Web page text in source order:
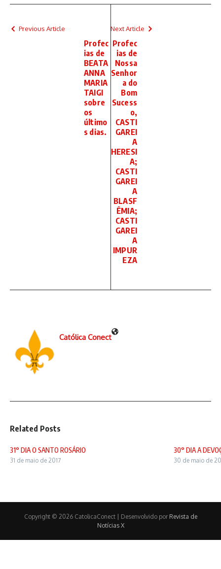
Previous Article
Profec
ias de
BEATA
ANNA
MARIA
TAIGI
sobre
os
último
s dias.
Next Article
Profec
ias de
Nossa
Senhor
a do
Bom
Sucess
o,
CASTI
GAREI
A
HERESI
A;
CASTI
GAREI
A
BLASF
ÊMIA;
CASTI
GAREI
A
IMPUR
EZA
Católica Conect
Related Posts
31° DIA O SANTO ROSÁRIO
31 de maio de 2017
30° DIA A
30 de maio de
Copyright © 2026 CatolicaConect | Desenvolvido por Revista de
Notícias X